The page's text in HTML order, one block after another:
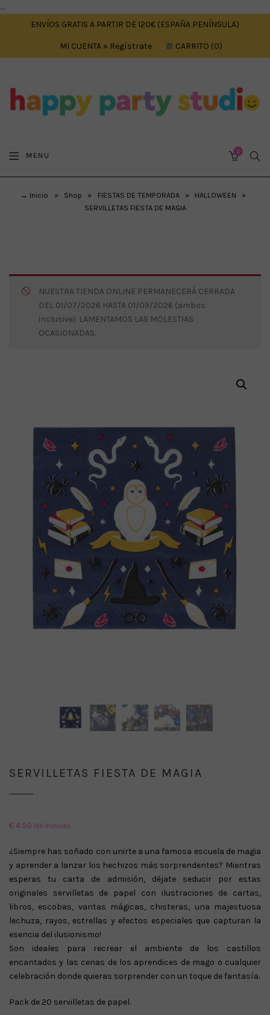
....
ENVÍOS GRATIS A PARTIR DE 120€ (ESPAÑA PENÍNSULA)
MI CUENTA » Regístrate CARRITO 0
MENU 0
→ Inicio » Shop » FIESTAS DE TEMPORADA » HALLOWEEN
»
SERVILLETAS FIESTA DE MAGIA
NUESTRA TIENDA ONLINE PERMANECERÁ CERRADA
DEL 01/07/2026 HASTA 01/09/2026 (ambos
inclusive). LAMENTAMOS LAS MOLESTIAS
OCASIONADAS.
SERVILLETAS FIESTA DE MAGIA
€4.50 IVA Incluido
¿Siempre has soñado con unirte a una famosa escuela de magia
y aprender a lanzar los hechizos más sorprendentes? Mientras
esperas tu carta de admisión, déjate seducir por estas
originales servilletas de papel con ilustraciones de cartas,
libros, escobas, varitas mágicas, chisteras, una majestuosa
lechuza, rayos, estrellas y efectos especiales que capturan la
esencia del ilusionismo!
Son ideales para recrear el ambiente de los castillos
encantados y las cenas de los aprendices de mago o cualquier
celebración donde quieras sorprender con un toque de fantasía.
Pack de 20 servilletas de papel.